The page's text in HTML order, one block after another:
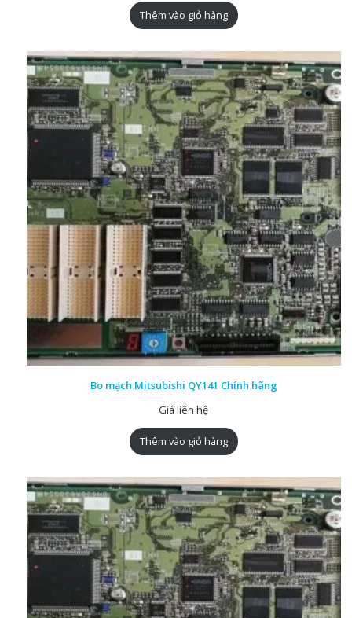
Thêm vào giỏ hàng
Bo mạch Mitsubishi QY141 Chính hãng
Giá liên hệ
Thêm vào giỏ hàng